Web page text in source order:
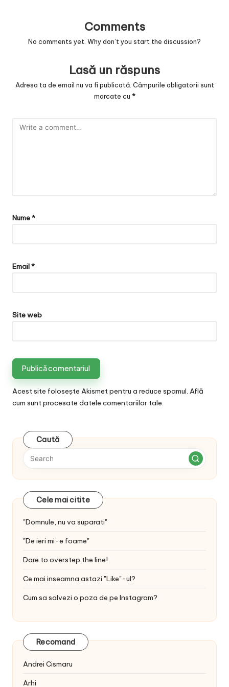
nl
Comments
No comments yet. Why don’t you start the discussion?
Lasă un răspuns
Adresa ta de email nu va fi publicată. Câmpurile obligatorii sunt
marcate cu *
Nume*
Email*
Site web
Acest site folosește Akismet pentru a reduce spamul. Află
cum sunt procesate datele comentariilor tale.
Caută
Cele mai citite
"Domnule, nu va suparati"
"De ieri mi-e foame"
Dare to overstep the line!
Ce mai inseamna astazi "Like"-ul?
Cum sa salvezi o poza de pe Instagram?
Recomand
Andrei Cismaru
Arhi